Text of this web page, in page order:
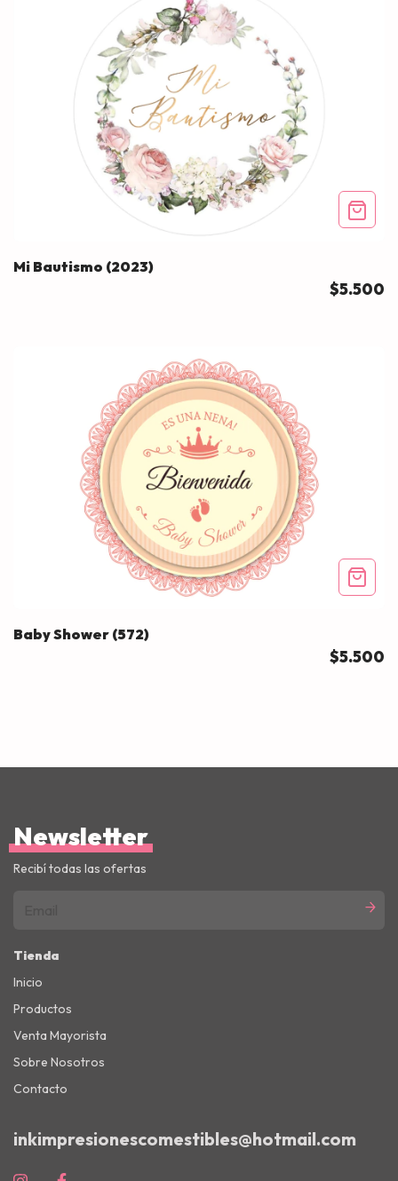
Mi Bautismo (2023)
$5.500
Baby Shower (572)
$5.500
Newsletter
Recibí todas las ofertas
Tienda
Inicio
Productos
Venta Mayorista
Sobre Nosotros
Contacto
inkimpresionescomestibles@hotmail.com